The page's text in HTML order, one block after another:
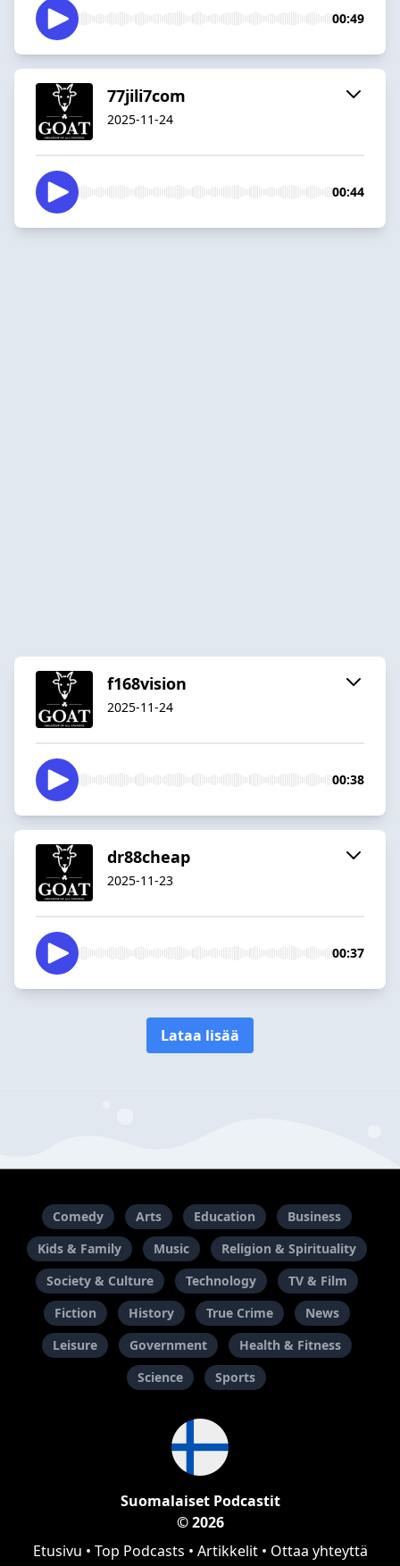
00:49
77jili7com
2025-11-24
00:44
f168vision
2025-11-24
00:38
dr88cheap
2025-11-23
00:37
Lataa lisää
Comedy Arts Education
Business
Kids & Family
Music
Religion & Spirituality
Society & Culture
Technology
TV & Film
Fiction
History True Crime
News
Leisure
Government
Health & Fitness
Science
Sports
Suomalaiset Podcastit
© 2026
Etusivu • Top Podcasts • Artikkelit• Ottaa yhteyttä